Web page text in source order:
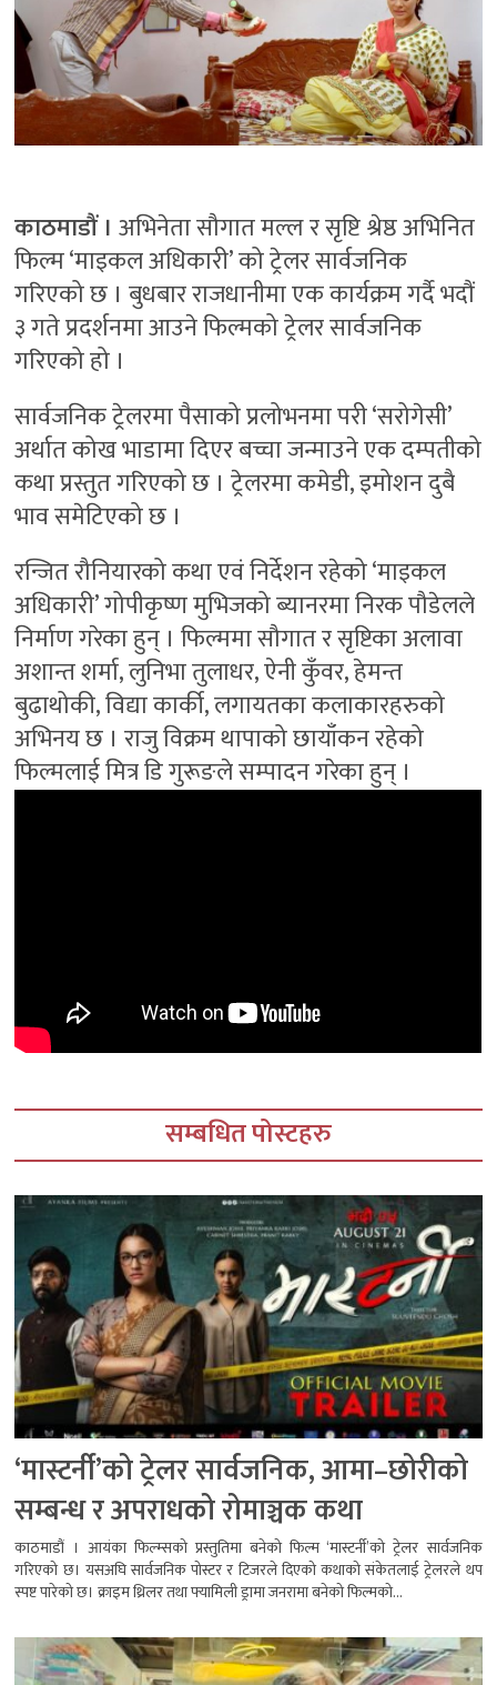
काठमाडौं ।अभिनेता सौगात मल्ल र सृष्टि श्रेष्ठ अभिनित
फिल्म ‘माइकल अधिकारी’ को ट्रेलर सार्वजनिक
गरिएको छ । बुधबार राजधानीमा एक कार्यक्रम गर्दै भदौं
३ गते प्रदर्शनमा आउने फिल्मको ट्रेलर सार्वजनिक
गरिएको हो ।
सार्वजनिक ट्रेलरमा पैसाको प्रलोभनमा परी ‘सरोगेसी’
अर्थात कोख भाडामा दिएर बच्चा जन्माउने एक दम्पतीको
कथा प्रस्तुत गरिएको छ । ट्रेलरमा कमेडी, इमोशन दुबै
भाव समेटिएको छ ।
रन्जित रौनियारको कथा एवं निर्देशन रहेको ‘माइकल
अधिकारी’ गोपीकृष्ण मुभिजको ब्यानरमा निरक पौडेलले
निर्माण गरेका हुन् । फिल्ममा सौगात र सृष्टिका अलावा
अशान्त शर्मा, लुनिभा तुलाधर, ऐनी कुँवर, हेमन्त
बुढाथोकी, विद्या कार्की, लगायतका कलाकारहरुको
अभिनय छ । राजु विक्रम थापाको छायाँकन रहेको
फिल्मलाई मित्र डि गुरूङले सम्पादन गरेका हुन् ।
सम्बधित पोस्टहरु
‘मास्टर्नी’को ट्रेलर सार्वजनिक, आमा–छोरीको
सम्बन्ध र अपराधको रोमाञ्चक कथा
काठमाडौं । आयंका फिल्म्सको प्रस्तुतिमा बनेको फिल्म ‘मास्टर्नी’को ट्रेलर सार्वजनिक
गरिएको छ। यसअघि सार्वजनिक पोस्टर र टिजरले दिएको कथाको संकेतलाई ट्रेलरले थप
स्पष्ट पारेको छ। क्राइम थ्रिलर तथा फ्यामिली ड्रामा जनरामा बनेको फिल्मको...